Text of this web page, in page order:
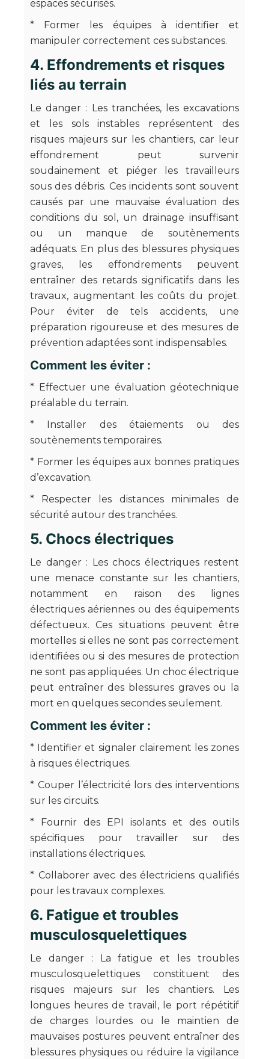
espaces sécurisés.
* Former les équipes à identifier et
manipuler correctement ces substances.
4. Effondrements et risques
liés au terrain
Le danger : Les tranchées, les excavations
et les sols instables représentent des
risques majeurs sur les chantiers, car leur
effondrement peut survenir
soudainement et piéger les travailleurs
sous des débris. Ces incidents sont souvent
causés par une mauvaise évaluation des
conditions du sol, un drainage insuffisant
ou un manque de soutènements
adéquats. En plus des blessures physiques
graves, les effondrements peuvent
entraîner des retards significatifs dans les
travaux, augmentant les coûts du projet.
Pour éviter de tels accidents, une
préparation rigoureuse et des mesures de
prévention adaptées sont indispensables.
Comment les éviter :
* Effectuer une évaluation géotechnique
préalable du terrain.
* Installer des étaiements ou des
soutènements temporaires.
* Former les équipes aux bonnes pratiques
d’excavation.
* Respecter les distances minimales de
sécurité autour des tranchées.
5. Chocs électriques
Le danger : Les chocs électriques restent
une menace constante sur les chantiers,
notamment en raison des lignes
électriques aériennes ou des équipements
défectueux. Ces situations peuvent être
mortelles si elles ne sont pas correctement
identifiées ou si des mesures de protection
ne sont pas appliquées. Un choc électrique
peut entraîner des blessures graves ou la
mort en quelques secondes seulement.
Comment les éviter :
* Identifier et signaler clairement les zones
à risques électriques.
* Couper l’électricité lors des interventions
sur les circuits.
* Fournir des EPI isolants et des outils
spécifiques pour travailler sur des
installations électriques.
* Collaborer avec des électriciens qualifiés
pour les travaux complexes.
6. Fatigue et troubles
musculosquelettiques
Le danger : La fatigue et les troubles
musculosquelettiques constituent des
risques majeurs sur les chantiers. Les
longues heures de travail, le port répétitif
de charges lourdes ou le maintien de
mauvaises postures peuvent entraîner des
blessures physiques ou réduire la vigilance